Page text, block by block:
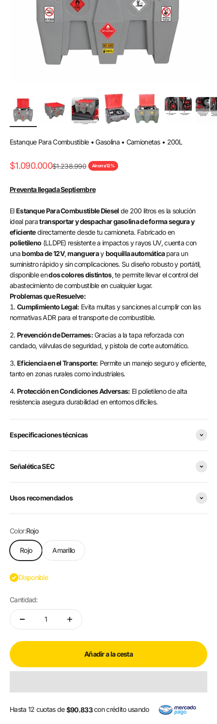
Estanque Para Combustible • Gasolina • Camionetas • 200L
Precio de oferta
$1.090.000Precio normal
$1.238.990 Ahorra 12%
Preventa llegada Septiembre
El Estanque Para Combustible Diesel de 200 litros es la solución
ideal paratransportar y despachar gasolina de forma segura y
eficientedirectamente desde tu camioneta. Fabricado en
polietileno (LLDPE) resistente a impactos y rayos UV, cuenta con
unabomba de 12V,manguerayboquilla automáticapara un
suministro rápido y sin complicaciones. Su diseño robusto y portátil,
disponible endos colores distintos, te permite llevar el control del
abastecimiento de combustible en cualquier lugar.
Problemas que Resuelve:
Cumplimiento Legal: Evita multas y sanciones al cumplir con las
normativas ADR para el transporte de combustible.
Prevención de Derrames:Gracias a la tapa reforzada con
candado, válvulas de seguridad, y pistola de corte automático.
Eficiencia en el Transporte: Permite un manejo seguro y eficiente,
tanto en zonas rurales como industriales.
Protección en Condiciones Adversas: El polietileno de alta
resistencia asegura durabilidad en entornos difíciles.
Especificaciones técnicas
Señalética SEC
Usos recomendados
Color:Rojo
Rojo Amarillo
Disponible
Cantidad:
Añadir a la cesta
Hasta 12 cuotas de$90.833con crédito usando